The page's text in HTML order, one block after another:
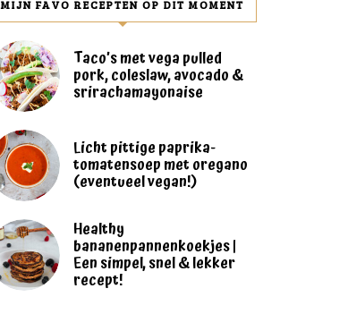
MIJN FAVO RECEPTEN OP DIT MOMENT
Taco’s met vega pulled
pork, coleslaw, avocado &
srirachamayonaise
Licht pittige paprika-
tomatensoep met oregano
(eventueel vegan!)
Healthy
bananenpannenkoekjes |
Een simpel, snel & lekker
recept!